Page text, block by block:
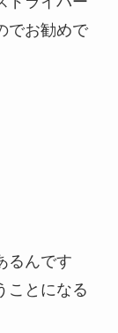
でお勧めで
るんです
ことになる